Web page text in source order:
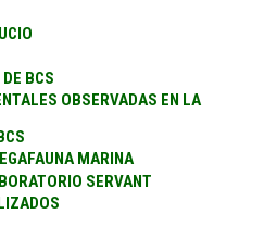
BCS
OBSERVADAS EN LA
MARINA
SERVANT